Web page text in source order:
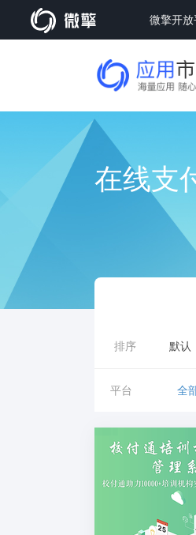
微擎开放
在线支
排序 默认
平台 全